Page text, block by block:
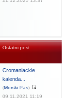
Ostatni post
Cromaniackie
kalenda...
(Morski Pas)
09.11.2021 11:19